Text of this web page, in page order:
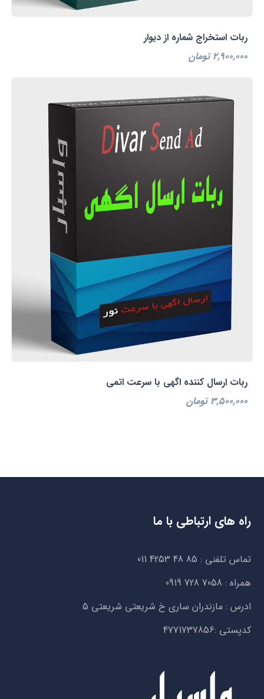
ربات استخراج شماره از دیوار
2,900,000 تومان
ربات ارسال کننده اگهی با سرعت اتمی
3,500,000 تومان
راه های ارتباطی با ما
تماس تلفنی : 011 4253 48 85
همراه : 0919 728 7058
ادرس : مازندران ساری خ شریعتی شریعتی 5
کدپستی :4771737856